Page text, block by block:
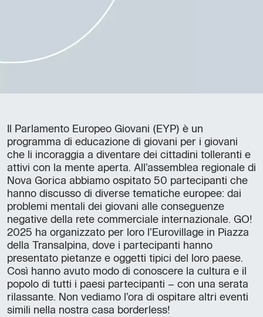
Il Parlamento Europeo Giovani (EYP) è un
programma di educazione di giovani per i giovani
che li incoraggia a diventare dei cittadini tolleranti e
attivi con la mente aperta. All’assemblea regionale di
Nova Gorica abbiamo ospitato 50 partecipanti che
hanno discusso di diverse tematiche europee: dai
problemi mentali dei giovani alle conseguenze
negative della rete commerciale internazionale. GO!
2025 ha organizzato per loro l’Eurovillage in Piazza
della Transalpina, dove i partecipanti hanno
presentato pietanze e oggetti tipici del loro paese.
Così hanno avuto modo di conoscere la cultura e il
popolo di tutti i paesi partecipanti – con una serata
rilassante. Non vediamo l’ora di ospitare altri eventi
simili nella nostra casa borderless!